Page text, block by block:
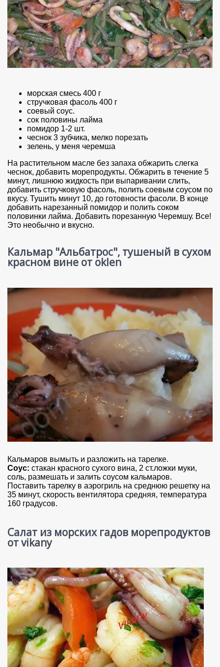
морская смесь 400 г
стручковая фасоль 400 г
соевый соус.
сок половины лайма
помидор 1-2 шт.
чеснок 3 зубчика, мелко порезать
зелень, у меня черемша
На растительном масле без запаха обжарить слегка
чеснок, добавить морепродукты. Обжарить в течение 5
минут, лишнюю жидкость при выпаривании слить,
добавить стручковую фасоль, полить соевым соусом по
вкусу. Тушить минут 10, до готовности фасоли. В конце
добавить нарезанный помидор и полить соком
половинки лайма. Добавить порезанную Черемшу. Все!
Это необычно и вкусно.
Кальмар "Альбатрос", тушеный в сухом
красном вине от oklen
Кальмаров вымыть и разложить на тарелке.
Соус: стакан красного сухого вина, 2 ст.ложки муки,
соль, размешать и залить соусом кальмаров.
Поставить тарелку в аэрогриль на среднюю решетку на
35 минут, скорость вентилятора средняя, температура
160 градусов.
Салат из морских гадов морепродуктов
от vikany